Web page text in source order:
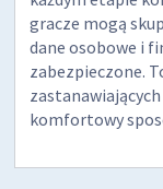
gracze mogą
dane osobowe i
zabezpieczone.
komfortowy